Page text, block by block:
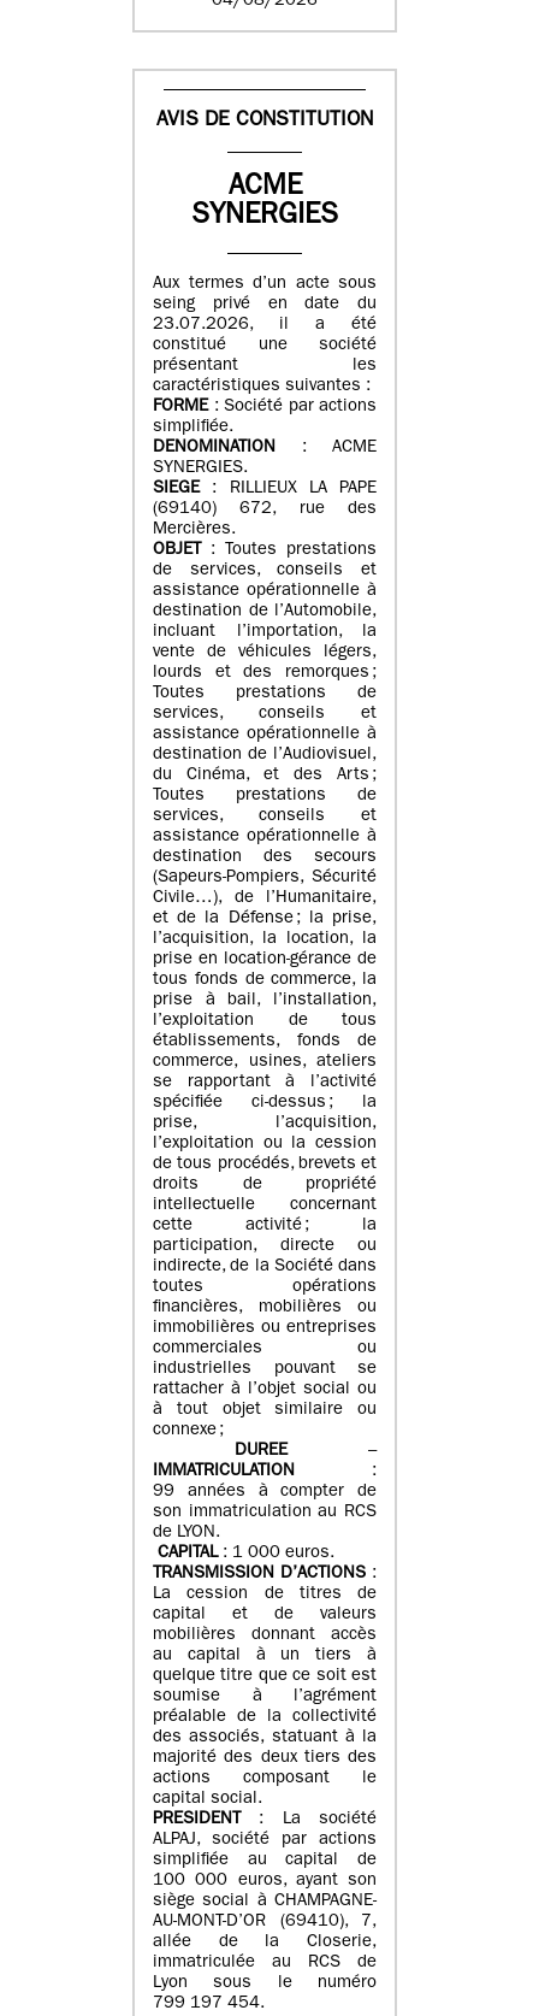
AVIS DE CONSTITUTION
ACME
SYNERGIES
Aux termes d’un acte sous
seing privé en date du
23.07.2026, il a été
constitué une société
présentant les
caractéristiques suivantes :
FORME: Société par actions
simplifiée.
DENOMINATION : ACME
SYNERGIES.
SIEGE: RILLIEUX LA PAPE
(69140) 672, rue des
Mercières.
OBJET
: Toutes prestations
de services, conseils et
assistance opérationnelle à
destination de l’Automobile,
incluant l’importation, la
vente de véhicules légers,
lourds et des remorques ;
Toutes prestations de
services, conseils et
assistance opérationnelle à
destination de l’Audiovisuel,
du Cinéma, et des Arts ;
Toutes prestations de
services, conseils et
assistance opérationnelle à
destination des secours
(Sapeurs-Pompiers, Sécurité
Civile…), de l’Humanitaire,
et de la Défense ; la prise,
l’acquisition, la location, la
prise en location-gérance de
tous fonds de commerce, la
prise à bail, l’installation,
l’exploitation de tous
établissements, fonds de
commerce, usines, ateliers
se rapportant à l’activité
spécifiée ci-dessus ; la
prise, l’acquisition,
l’exploitation ou la cession
de tous procédés, brevets et
droits de propriété
intellectuelle concernant
cette activité ; la
participation, directe ou
indirecte, de la Société dans
toutes opérations
financières, mobilières ou
immobilières ou entreprises
commerciales ou
industrielles pouvant se
rattacher à l’objet social ou
à tout objet similaire ou
connexe ;
DUREE–
IMMATRICULATION :
99 années à compter de
son immatriculation au RCS
de LYON.
CAPITAL: 1 000 euros.
TRANSMISSION D’ACTIONS :
La cession de titres de
capital et de valeurs
mobilières donnant accès
au capital à un tiers à
quelque titre que ce soit est
soumise à l’agrément
préalable de la collectivité
des associés, statuant à la
majorité des deux tiers des
actions composant le
capital social.
PRESIDENT
: La société
ALPAJ, société par actions
simplifiée au capital de
100 000 euros, ayant son
siège social à CHAMPAGNE-
AU-MONT-D’OR (69410), 7,
allée de la Closerie,
immatriculée au RCS de
Lyon sous le numéro
799 197 454.